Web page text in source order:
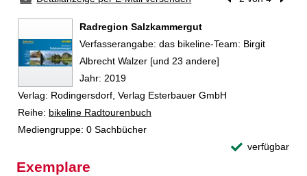
Radregion Salzkammergut
Suche nach diesem Verfasser
Verfasserangabe: das bikeline-Team: Birgit
Albrecht Walzer [und 23 andere]
Jahr: 2019
Verlag: Rodingersdorf, Verlag Esterbauer GmbH
Reihe: bikeline Radtourenbuch
Mediengruppe: 0 Sachbücher
verfügbar
Exemplare